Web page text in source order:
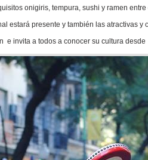
onigiris, tempura, sushi y ramen
estará presente y también las atractivas y
e invita a todos a conocer su cultura